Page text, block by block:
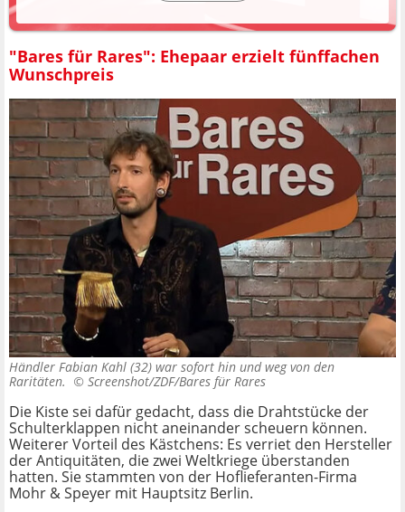
"Bares für Rares": Ehepaar erzielt fünffachen
Wunschpreis
Händler Fabian Kahl (32) war sofort hin und weg von den
Raritäten. © Screenshot/ZDF/Bares für Rares
Die Kiste sei dafür gedacht, dass die Drahtstücke der
Schulterklappen nicht aneinander scheuern können.
Weiterer Vorteil des Kästchens: Es verriet den Hersteller
der Antiquitäten, die zwei Weltkriege überstanden
hatten. Sie stammten von der Hoflieferanten-Firma
Mohr & Speyer mit Hauptsitz Berlin.